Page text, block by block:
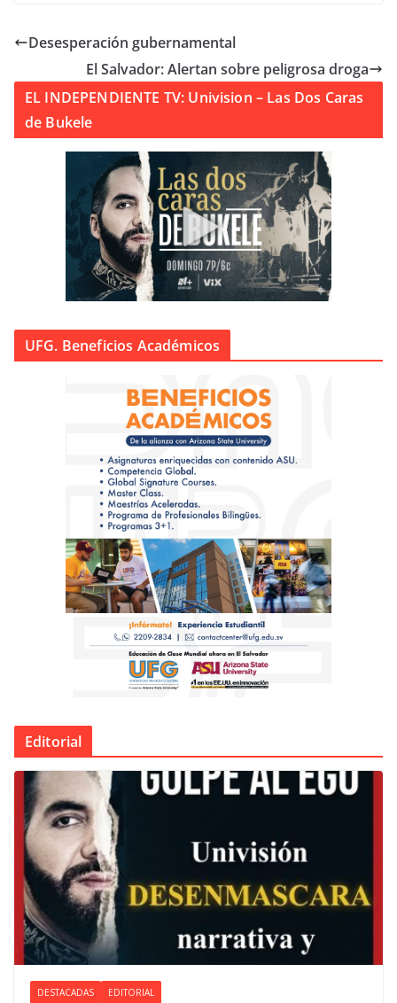
Desesperación gubernamental
El Salvador: Alertan sobre peligrosa droga
EL INDEPENDIENTE TV: Univision – Las Dos Caras
de Bukele
UFG. Beneficios Académicos
Editorial
DESTACADAS EDITORIAL